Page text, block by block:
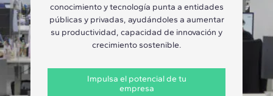
conocimiento y tecnología punta a entidades
públicas y privadas, ayudándoles a aumentar
su productividad, capacidad de innovación y
crecimiento sostenible.
Impulsa el potencial de tu
empresa